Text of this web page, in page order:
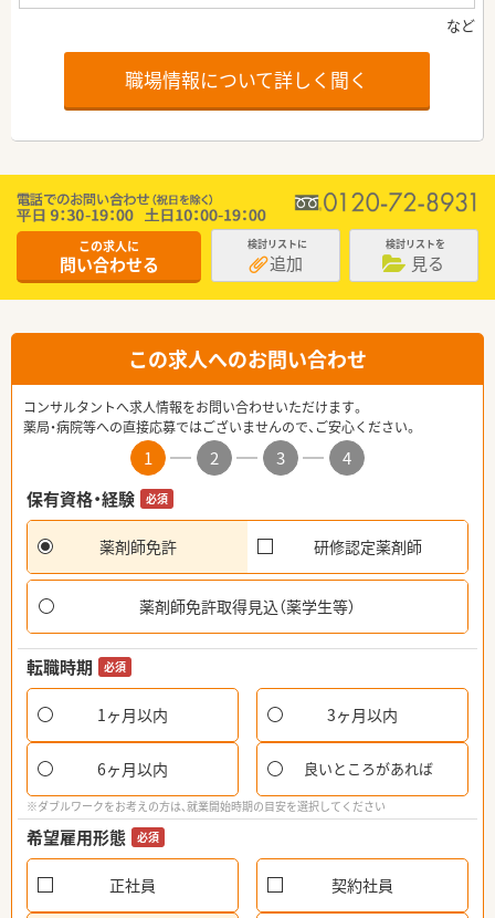
職場情報について詳しく聞く
この求人に
問い合わせる
検討リストに
追加
検討リストを
見る
この求人へのお問い合わせ
コンサルタントへ求人情報をお問い合わせいただけます。
薬局・病院等への直接応募ではございませんので、ご安心ください。
1 2 3
4
保有資格・経験
必須
薬剤師免許 研修認定薬剤師
薬剤師免許取得見込（薬学生等）
転職時期 必須
1ヶ月以内 3ヶ月以内
6ヶ月以内 良いところがあれば
※ダブルワークをお考えの方は、就業開始時期の目安を選択してください
希望雇用形態 必須
正社員 契約社員